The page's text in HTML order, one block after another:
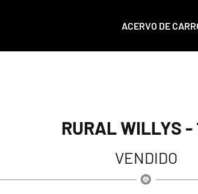
ACERVO DE
RURAL WILLYS -
VENDIDO